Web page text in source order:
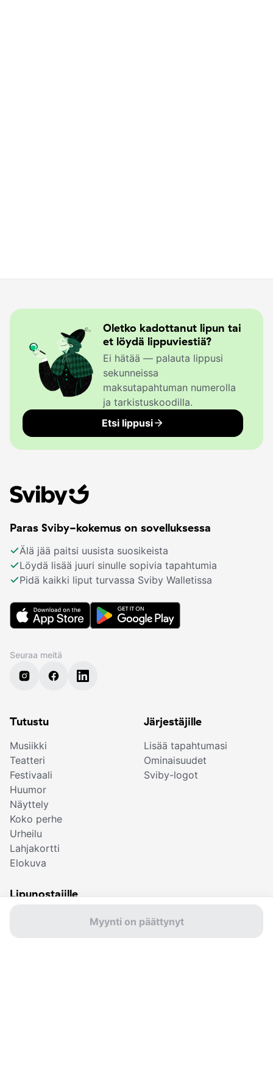
Myynti on päättynyt
Oletko kadottanut lipun tai
et löydä lippuviestiä?
Ei hätää — palauta lippusi
sekunneissa
maksutapahtuman numerolla
ja tarkistuskoodilla.
Etsi lippusi
Paras Sviby-kokemus on sovelluksessa
Älä jää paitsi uusista suosikeista
Löydä lisää juuri sinulle sopivia tapahtumia
Pidä kaikki liput turvassa Sviby Walletissa
Seuraa meitä
Tutustu
Musiikki
Teatteri
Festivaali
Huumor
Näyttely
Koko perhe
Urheilu
Lahjakortti
Elokuva
Järjestäjille
Lisää tapahtumasi
Ominaisuudet
Sviby-logot
Lipunostajille